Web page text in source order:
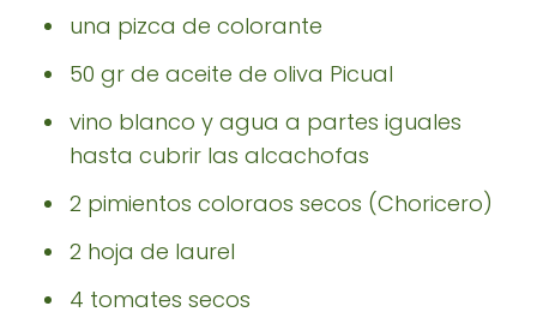
una pizca de colorante
50 gr de aceite de oliva Picual
vino blanco y agua a partes iguales
hasta cubrir las alcachofas
2 pimientos coloraos secos (Choricero)
2 hoja de laurel
4 tomates secos